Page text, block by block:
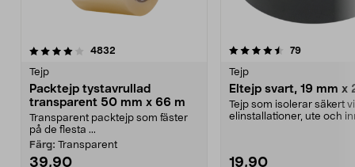
4832
Tejp
Packtejp tystavrullad
transparent 50 mm x 66 m
Transparent packtejp som fäster
på de flesta ...
Färg: Transparent
39,90
4.5 av 5 stjärnor 79recensioner
Tejp
Eltejp svart, 19 mm x
Tejp som isolerar säkert
elinstallationer, ute och
19,90
4.5 av 5 stjärnor